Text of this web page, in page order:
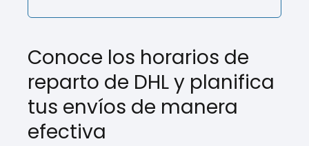
Conoce los horarios de
reparto de DHL y planifica
tus envíos de manera
efectiva